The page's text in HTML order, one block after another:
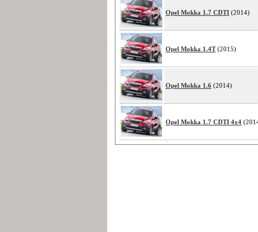
Opel Mokka 1.7 CDTI (2014)
Opel Mokka 1.4T(2015)
Opel Mokka 1.6 (2014)
Opel Mokka 1.7 CDTI 4x4